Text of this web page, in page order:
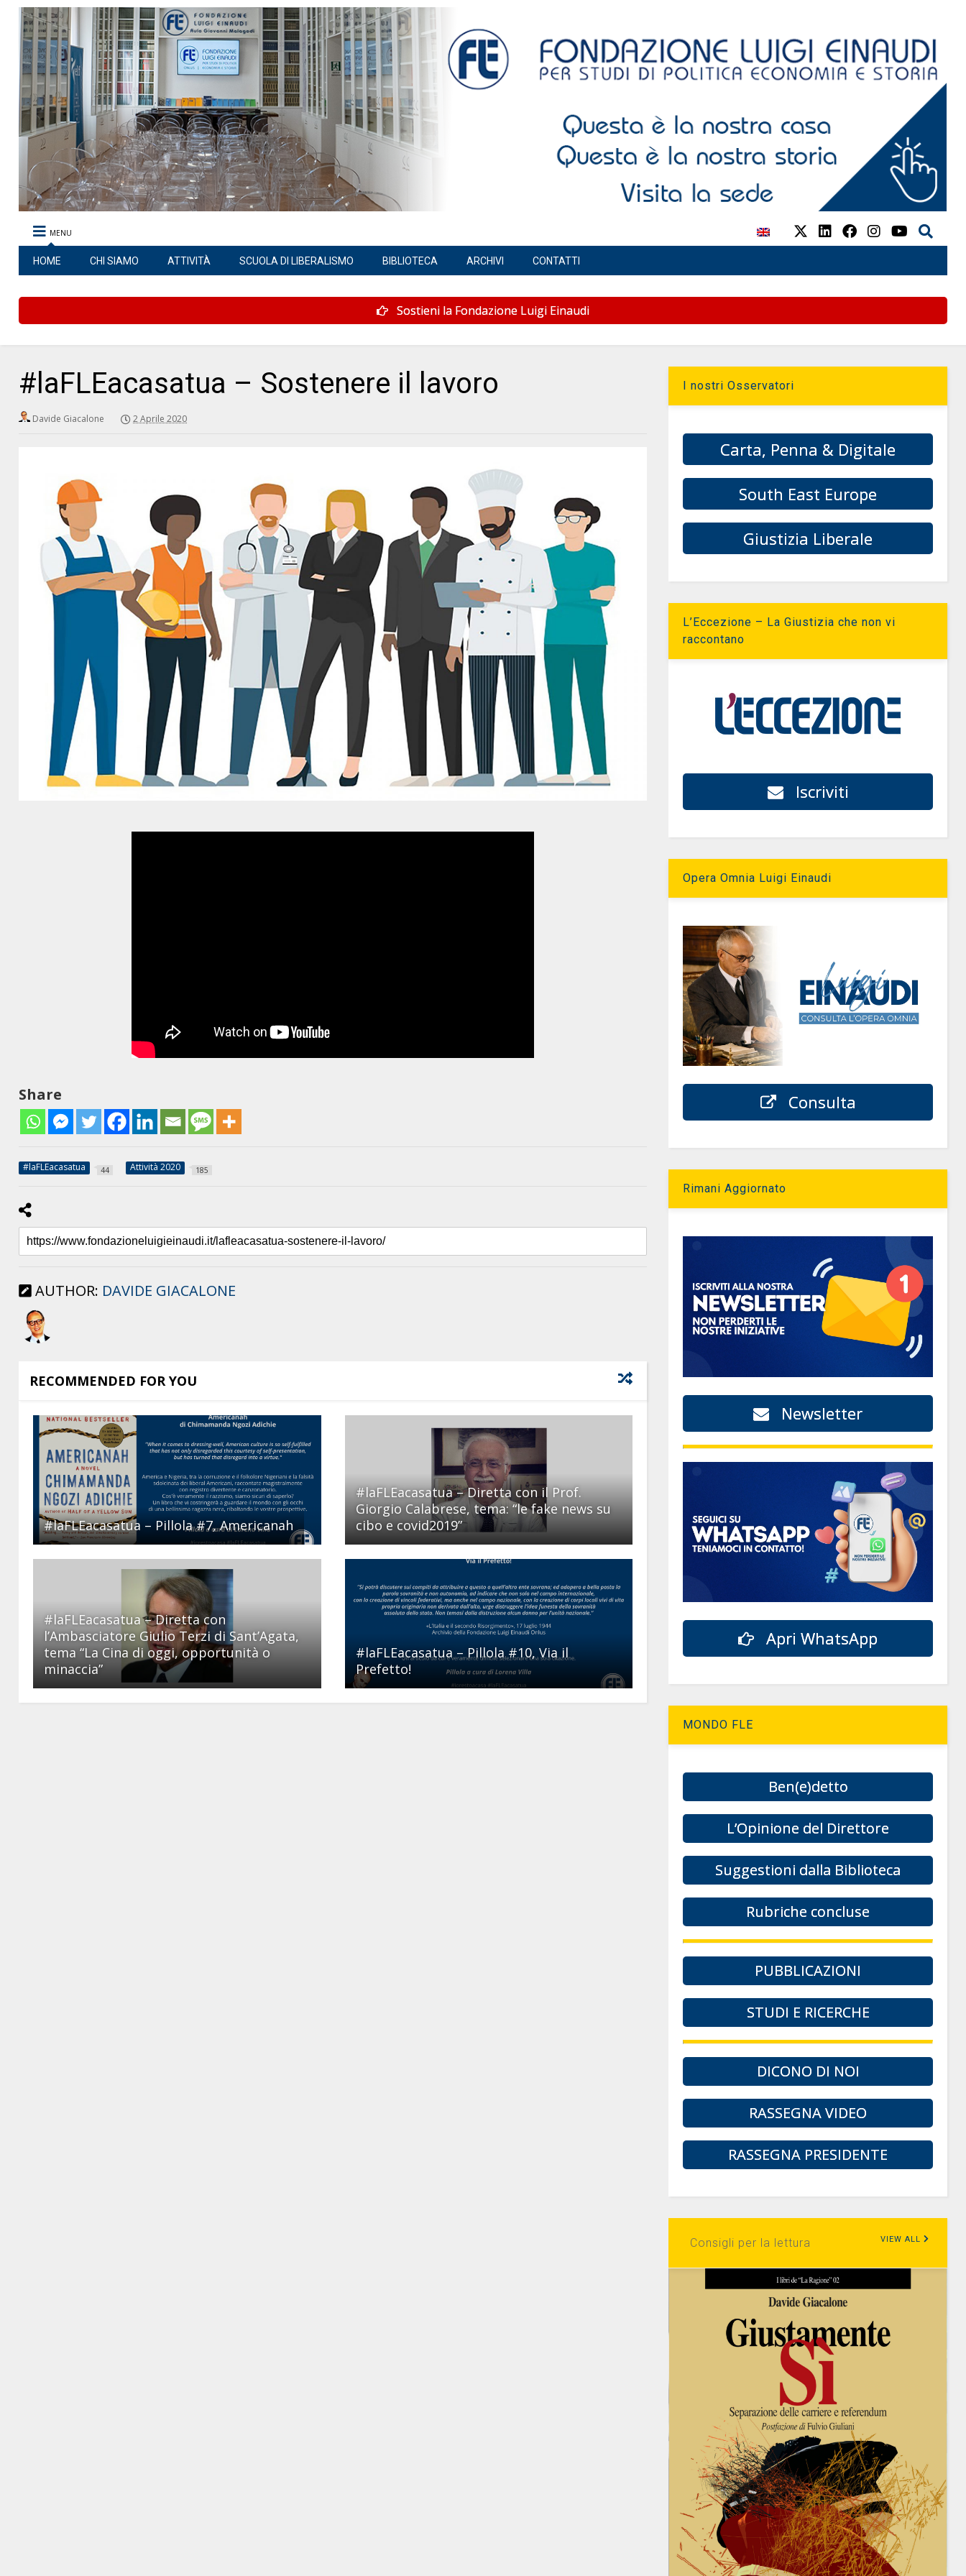
MENU
HOME CHI SIAMO ATTIVITÀ SCUOLA DI LIBERALISMO BIBLIOTECA ARCHIVI CONTATTI
Sostieni la Fondazione Luigi Einaudi
#laFLEacasatua – Sostenere il lavoro
Davide Giacalone 2 Aprile 2020
Share
#laFLEacasatua 44 Attività 2020 185
AUTHOR: DAVIDE GIACALONE
RECOMMENDED FOR YOU
#laFLEacasatua – Pillola #7, Americanah
#laFLEacasatua – Diretta con il Prof.
Giorgio Calabrese, tema: “le fake news su
cibo e covid2019”
#laFLEacasatua – Diretta con
l’Ambasciatore Giulio Terzi di Sant’Agata,
tema “La Cina di oggi, opportunità o
minaccia”
#laFLEacasatua – Pillola #10, Via il
Prefetto!
I nostri Osservatori
Carta, Penna & Digitale
South East Europe
Giustizia Liberale
L’Eccezione – La Giustizia che non vi
raccontano
Iscriviti
Opera Omnia Luigi Einaudi
Consulta
Rimani Aggiornato
Newsletter
Apri WhatsApp
MONDO FLE
Ben(e)detto
L’Opinione del Direttore
Suggestioni dalla Biblioteca
Rubriche concluse
PUBBLICAZIONI
STUDI E RICERCHE
DICONO DI NOI
RASSEGNA VIDEO
RASSEGNA PRESIDENTE
Consigli per la lettura VIEW ALL